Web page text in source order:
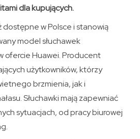
dla kupujących.
dostępne w Polsce i stanowią
model słuchawek
ofercie Huawei. Producent
użytkowników, którzy
brzmienia, jak i
Słuchawki mają zapewniać
sytuacjach, od pracy biurowej